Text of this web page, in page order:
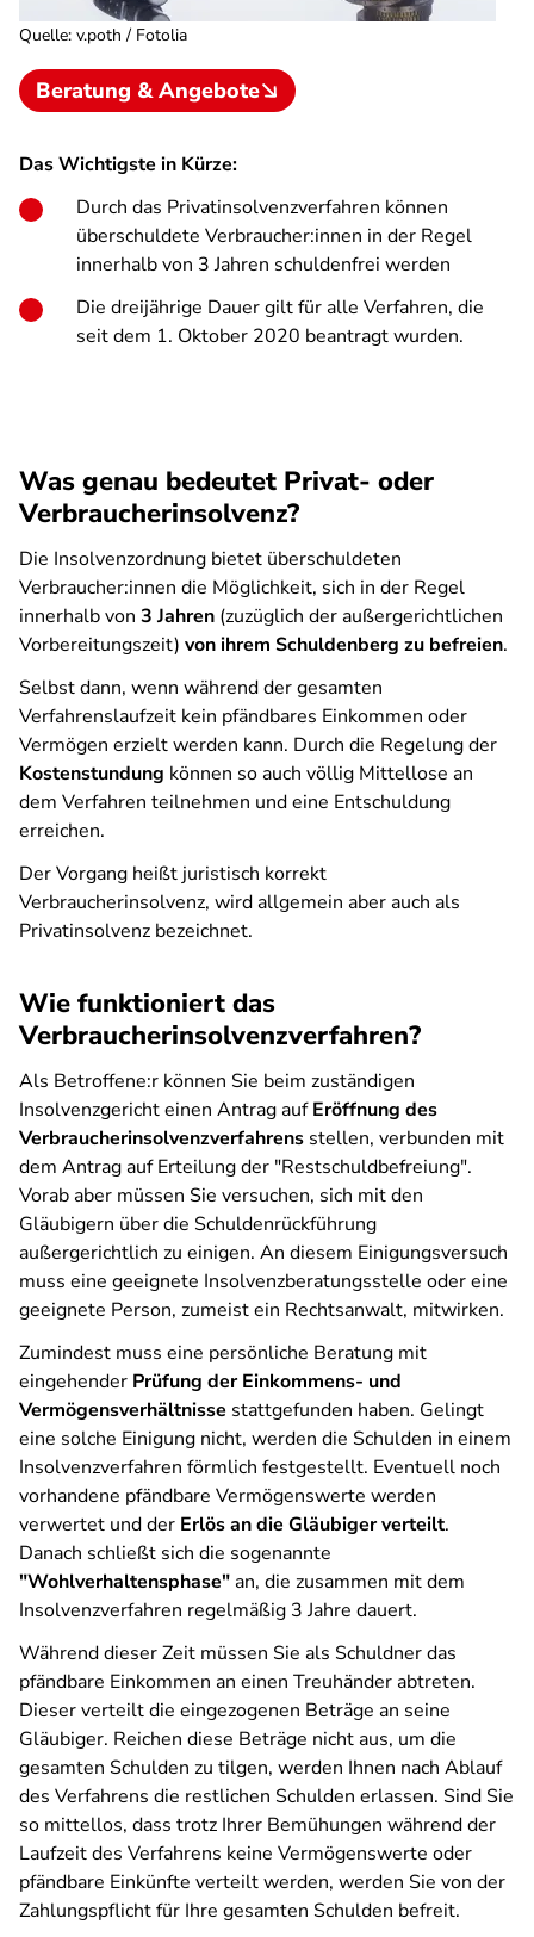
Quelle: v.poth / Fotolia
Beratung & Angebote
Das Wichtigste in Kürze:
Durch das Privatinsolvenzverfahren können
überschuldete Verbraucher:innen in der Regel
innerhalb von 3 Jahren schuldenfrei werden
Die dreijährige Dauer gilt für alle Verfahren, die
seit dem 1. Oktober 2020 beantragt wurden.
Was genau bedeutet Privat- oder
Verbraucherinsolvenz?
Die Insolvenzordnung bietet überschuldeten
Verbraucher:innen die Möglichkeit, sich in der Regel
innerhalb von 3 Jahren (zuzüglich der außergerichtlichen
Vorbereitungszeit) von ihrem Schuldenberg zu befreien.
Selbst dann, wenn während der gesamten
Verfahrenslaufzeit kein pfändbares Einkommen oder
Vermögen erzielt werden kann. Durch die Regelung der
Kostenstundung können so auch völlig Mittellose an
dem Verfahren teilnehmen und eine Entschuldung
erreichen.
Der Vorgang heißt juristisch korrekt
Verbraucherinsolvenz, wird allgemein aber auch als
Privatinsolvenz bezeichnet.
Wie funktioniert das
Verbraucherinsolvenzverfahren?
Als Betroffene:r können Sie beim zuständigen
Insolvenzgericht einen Antrag aufEröffnung des
Verbraucherinsolvenzverfahrens stellen, verbunden mit
dem Antrag auf Erteilung der "Restschuldbefreiung".
Vorab aber müssen Sie versuchen, sich mit den
Gläubigern über die Schuldenrückführung
außergerichtlich zu einigen. An diesem Einigungsversuch
muss eine geeignete Insolvenzberatungsstelle oder eine
geeignete Person, zumeist ein Rechtsanwalt, mitwirken.
Zumindest muss eine persönliche Beratung mit
eingehender Prüfung der Einkommens- und
Vermögensverhältnisse stattgefunden haben. Gelingt
eine solche Einigung nicht, werden die Schulden in einem
Insolvenzverfahren förmlich festgestellt. Eventuell noch
vorhandene pfändbare Vermögenswerte werden
verwertet und der Erlös an die Gläubiger verteilt.
Danach schließt sich die sogenannte
"Wohlverhaltensphase"an, die zusammen mit dem
Insolvenzverfahren regelmäßig 3 Jahre dauert.
Während dieser Zeit müssen Sie als Schuldner das
pfändbare Einkommen an einen Treuhänder abtreten.
Dieser verteilt die eingezogenen Beträge an seine
Gläubiger. Reichen diese Beträge nicht aus, um die
gesamten Schulden zu tilgen, werden Ihnen nach Ablauf
des Verfahrens die restlichen Schulden erlassen. Sind Sie
so mittellos, dass trotz Ihrer Bemühungen während der
Laufzeit des Verfahrens keine Vermögenswerte oder
pfändbare Einkünfte verteilt werden, werden Sie von der
Zahlungspflicht für Ihre gesamten Schulden befreit.